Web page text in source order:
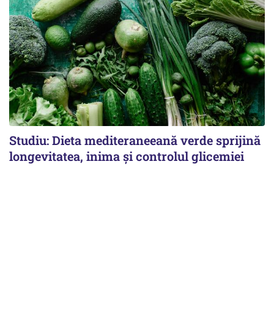
Studiu: Dieta mediteraneeană verde sprijină
longevitatea, inima și controlul glicemiei